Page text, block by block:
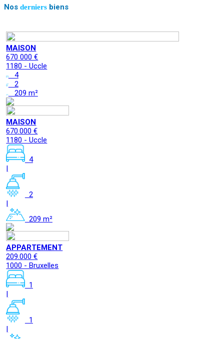
Nos derniers biens
MAISON
670 000 €
1180 - Uccle
4
2
209 m²
MAISON
670.000 €
1180 - Uccle
4
|
2
|
209 m²
APPARTEMENT
209.000 €
1000 - Bruxelles
1
|
1
|